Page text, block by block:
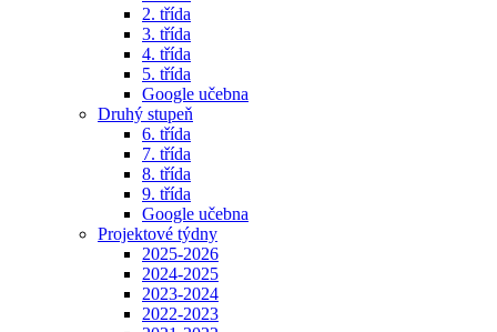
2. třída
3. třída
4. třída
5. třída
Google učebna
Druhý stupeň
6. třída
7. třída
8. třída
9. třída
Google učebna
Projektové týdny
2025-2026
2024-2025
2023-2024
2022-2023